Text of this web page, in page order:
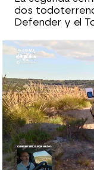
dos
Defender y el
mega
Madrid
Publicado:19 de